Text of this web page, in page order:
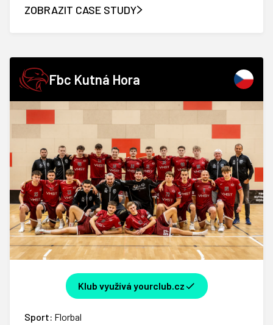
ZOBRAZIT CASE STUDY
Fbc Kutná Hora
Klub využívá yourclub.cz
Sport: Florbal